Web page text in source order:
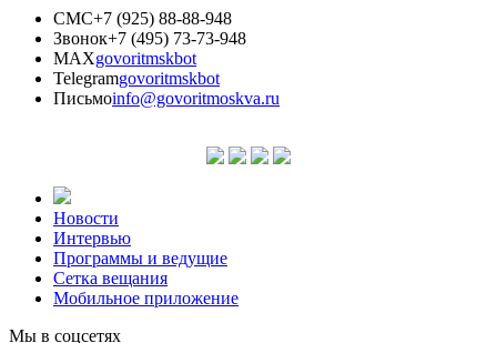
СМС+7 (925) 88-88-948
Звонок+7 (495) 73-73-948
MAXgovoritmskbot
Telegramgovoritmskbot
Письмоinfo@govoritmoskva.ru
Новости
Интервью
Программы и ведущие
Сетка вещания
Мобильное приложение
Мы в соцсетях